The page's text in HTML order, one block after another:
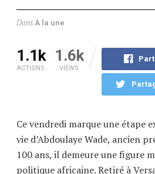
Dans À la une
1.1k
ACTIONS
1.6k
VIEWS
Ce vendredi marque une étape
vie d’Abdoulaye Wade, ancien
100 ans, il demeure une figure
politique africaine. Retiré à